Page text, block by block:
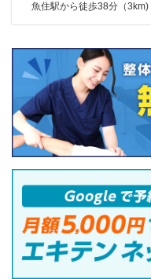
魚住駅から徒歩38分（3km)